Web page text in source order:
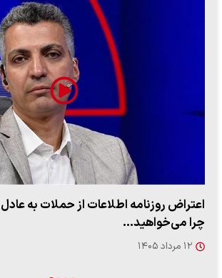
ببینید| روایت رئیس جمهور از لحظه حمله
۱۴ مرداد ۱۴۰۵